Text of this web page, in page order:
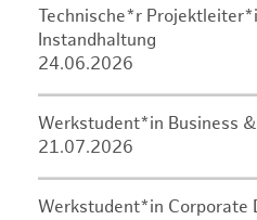
Technische*r
Instandhaltung
24.06.2026
Werkstudent*in Business
21.07.2026
Werkstudent*in Corporate